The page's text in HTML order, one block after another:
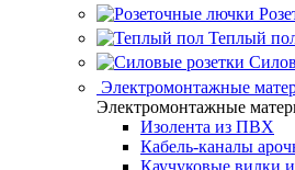
Теплый
Электромонтажные
Электромонтажные
Изолента из ПВХ
Кабель-каналы
Каучуковые вилки и